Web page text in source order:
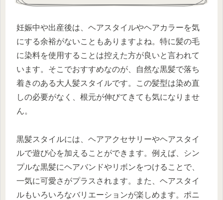
妊娠中や出産後は、ヘアスタイルやヘアカラーを気
にする余裕がないこともありますよね。特に髪の毛
に染料を使用することは控えた方が良いと言われて
います。そこでおすすめなのが、自然な黒髪で落ち
着きのある大人髪スタイルです。この髪型は染め直
しの必要がなく、根元が伸びてきても気になりませ
ん。
黒髪スタイルには、ヘアアクセサリーやヘアスタイ
ルで遊び心を加えることができます。例えば、シン
プルな黒髪にヘアバンドやリボンをつけることで、
一気に可愛さがプラスされます。また、ヘアスタイ
ルもいろいろなバリエーションが楽しめます。ポニ